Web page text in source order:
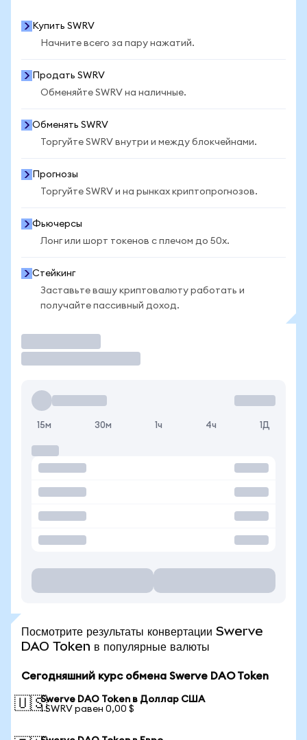
Купить SWRV
Начните всего за пару нажатий.
Продать SWRV
Обменяйте SWRV на наличные.
Обменять SWRV
Торгуйте SWRV внутри и между блокчейнами.
Прогнозы
Торгуйте SWRV и на рынках криптопрогнозов.
Фьючерсы
Лонг или шорт токенов с плечом до 50x.
Стейкинг
Заставьте вашу криптовалюту работать и
получайте пассивный доход.
15м 30м 1ч 4ч 1Д
Посмотрите результаты конвертации Swerve
DAO Token в популярные валюты
Сегодняшний курс обмена Swerve DAO Token
🇺🇸Swerve DAO Token в Доллар США
1 SWRV равен 0,00 $